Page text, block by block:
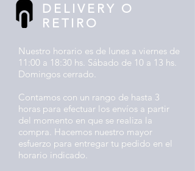
DELIVERY O
RETIRO
Nuestro horario es de lunes a viernes de
11:00 a 18:30 hs. Sábado de 10 a 13 hs.
Domingos cerrado.
Contamos con un rango de hasta 3
horas para efectuar los envíos a partir
del momento en que se realiza la
compra. Hacemos nuestro mayor
esfuerzo para entregar tu pedido en el
horario indicado.